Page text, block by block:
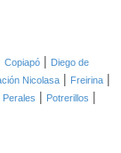
Copiapó | Diego de
Nicolasa | Freirina |
Perales | Potrerillos |